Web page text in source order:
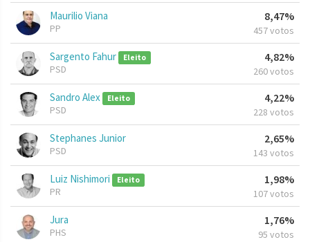
Maurilio Viana
PP
8,47%
457 votos
Sargento Fahur Eleito
PSD
4,82%
260 votos
Sandro Alex Eleito
PSD
4,22%
228 votos
Stephanes Junior
PSD
2,65%
143 votos
Luiz Nishimori Eleito
PR
1,98%
107 votos
Jura
PHS
1,76%
95 votos